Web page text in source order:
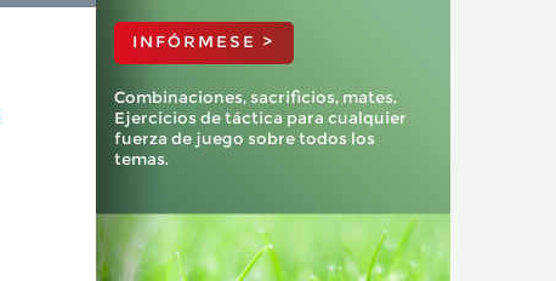
INFÓRMESE >
Combinaciones, sacrificios, mates.
Ejercicios de táctica para cualquier
fuerza de juego sobre todos los
temas.